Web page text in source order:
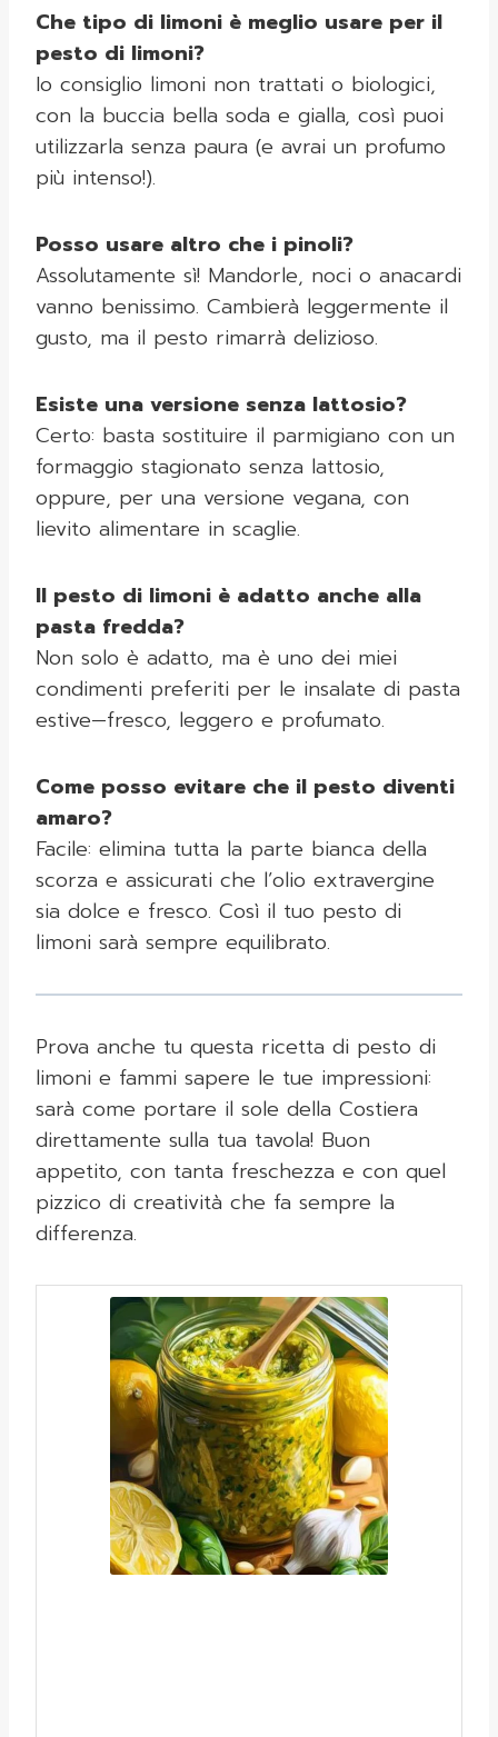
Che tipo di limoni è meglio usare per il
pesto di limoni?
Io consiglio limoni non trattati o biologici,
con la buccia bella soda e gialla, così puoi
utilizzarla senza paura (e avrai un profumo
più intenso!).
Posso usare altro che i pinoli?
Assolutamente sì! Mandorle, noci o anacardi
vanno benissimo. Cambierà leggermente il
gusto, ma il pesto rimarrà delizioso.
Esiste una versione senza lattosio?
Certo: basta sostituire il parmigiano con un
formaggio stagionato senza lattosio,
oppure, per una versione vegana, con
lievito alimentare in scaglie.
Il pesto di limoni è adatto anche alla
pasta fredda?
Non solo è adatto, ma è uno dei miei
condimenti preferiti per le insalate di pasta
estive—fresco, leggero e profumato.
Come posso evitare che il pesto diventi
amaro?
Facile: elimina tutta la parte bianca della
scorza e assicurati che l’olio extravergine
sia dolce e fresco. Così il tuo pesto di
limoni sarà sempre equilibrato.
Prova anche tu questa ricetta di pesto di
limoni e fammi sapere le tue impressioni:
sarà come portare il sole della Costiera
direttamente sulla tua tavola! Buon
appetito, con tanta freschezza e con quel
pizzico di creatività che fa sempre la
differenza.